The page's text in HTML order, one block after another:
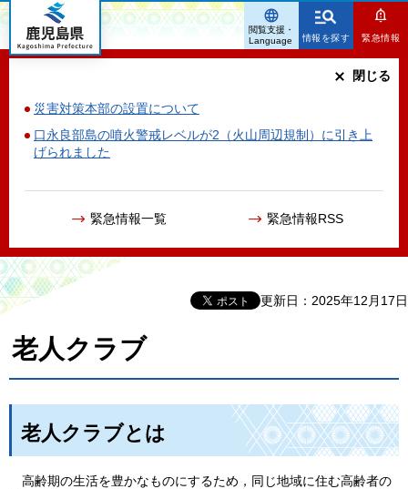
鹿児島県
情報を探す 緊急情報
災害対策本部の設置について
口永良部島の噴火警戒レベルが2（火山周辺規制）に引き上
げられました
緊急情報一覧 緊急情報RSS
閉じる
閲覧支援・
Language
更新日：2025年12月17日
老人クラブ
老人クラブとは
高齢期の生活を豊かなものにするため，同じ地域に住む高齢者の